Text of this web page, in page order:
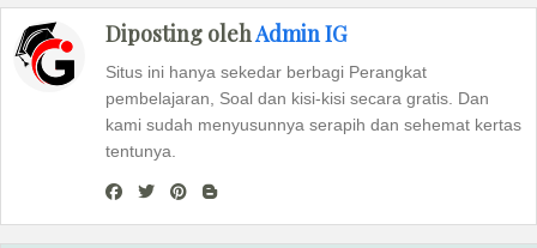
Diposting olehAdmin IG
Situs ini hanya sekedar berbagi Perangkat
pembelajaran, Soal dan kisi-kisi secara gratis. Dan
kami sudah menyusunnya serapih dan sehemat kertas
tentunya.